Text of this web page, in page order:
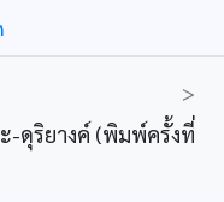
>
-ดุริยางค์ (พิมพ์ครั้งที่